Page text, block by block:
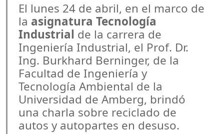
El lunes 24 de abril, en el marco de
la asignatura Tecnología
Industrial de la carrera de
Ingeniería Industrial, el Prof. Dr.
Ing. Burkhard Berninger, de la
Facultad de Ingeniería y
Tecnología Ambiental de la
Universidad de Amberg, brindó
una charla sobre reciclado de
autos y autopartes en desuso.